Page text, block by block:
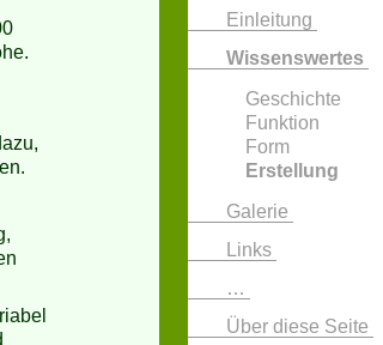
Einleitung
Wissenswertes
Geschichte
Funktion
Form
Erstellung
Galerie
Links
…
Über diese Seite